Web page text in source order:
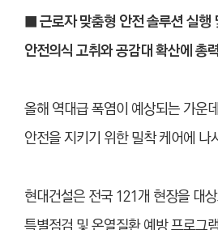
■ 근로자 맞춤형 안전 솔루션 실행
안전의식 고취와 공감대 확산에 총력
올해 역대급 폭염이 예상되는 가운
안전을 지키기 위한 밀착 케어에 나
현대건설은 전국 121개 현장을 대